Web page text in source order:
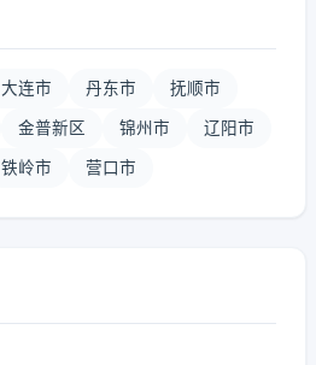
大连市 丹东市 抚顺市
金普新区 锦州市 辽阳市
铁岭市 营口市